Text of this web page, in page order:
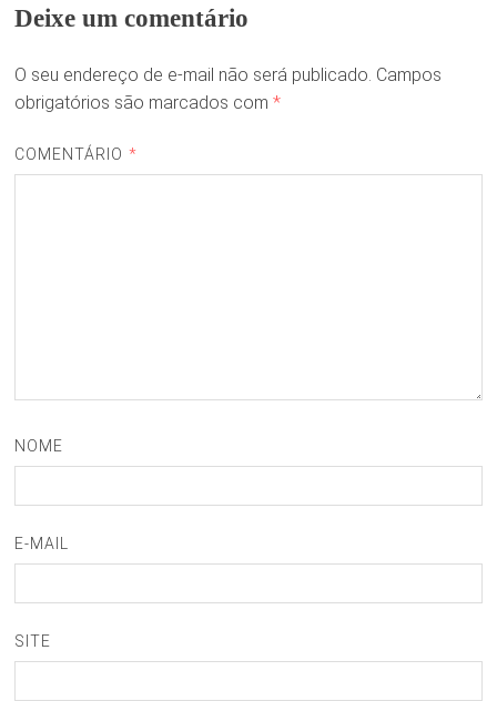
Deixe um comentário
O seu endereço de e-mail não será publicado. Campos
obrigatórios são marcados com *
COMENTÁRIO *
NOME
E-MAIL
SITE